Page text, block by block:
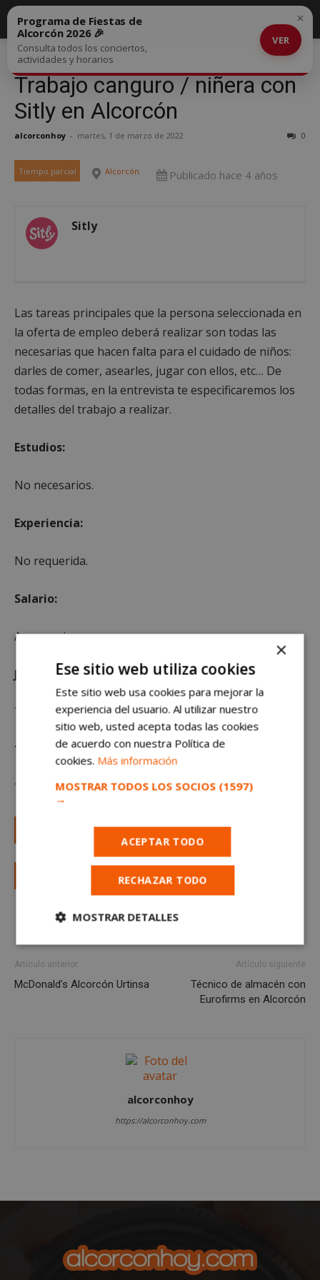
Trabajo canguro / niñera con
Sitly en Alcorcón
alcorconhoy - martes, 1 de marzo de 2022 0
Programa de Fiestas de
Alcorcón 2026 🎉
Consulta todos los conciertos,
actividades y horarios
VER
×
Tiempo parcial Alcorcón Publicado hace 4 años
Sitly
Las tareas principales que la persona seleccionada en
la oferta de empleo deberá realizar son todas las
necesarias que hacen falta para el cuidado de niños:
darles de comer, asearles, jugar con ellos, etc… De
todas formas, en la entrevista te especificaremos los
detalles del trabajo a realizar.
Estudios:
No necesarios.
Experiencia:
No requerida.
Salario:
A convenir.
Jornada laboral:
Trabajo por horas.
Tipo de contrato:
Trabajo de tiempo parcial.
Solicitar en JobElk
Solicitar en Trabajos.com
Artículo anterior
McDonald’s Alcorcón Urtinsa
Artículo siguiente
Técnico de almacén con
Eurofirms en Alcorcón
alcorconhoy
https://alcorconhoy.com
×
Ese sitio web utiliza cookies
Este sitio web usa cookies para mejorar la
experiencia del usuario. Al utilizar nuestro
sitio web, usted acepta todas las cookies
de acuerdo con nuestra Política de
cookies. Más información
MOSTRAR TODOS LOS SOCIOS (1597)
→
ACEPTAR TODO
RECHAZAR TODO
MOSTRAR DETALLES
Cookies
Cookies de
rendimiento
Cookies no clasificadas
Cookies de funcionalidad
Cookies no clasificadas